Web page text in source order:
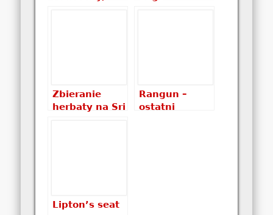
Zbieranie
herbaty na Sri
Rangun –
ostatni
Lipton’s seat